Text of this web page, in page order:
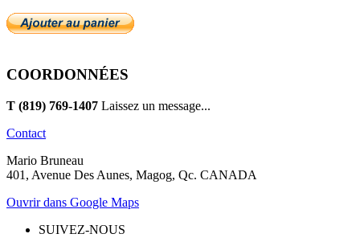
COORDONNÉES
T (819) 769-1407 Laissez un message...
Contact
Mario Bruneau
401, Avenue Des Aunes, Magog, Qc. CANADA
Ouvrir dans Google Maps
SUIVEZ-NOUS